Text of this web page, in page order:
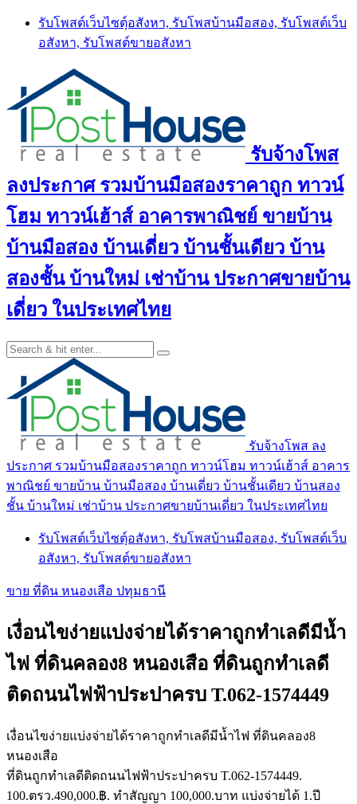
Skip
content
รับโพสต์เว็บไซตฺ์อสังหา, รับโพสบ้านมือสอง, รับโพสต์เว็บ
อสังหา, รับโพสต์ขายอสังหา
รับจ้างโพส
ลงประกาศ รวมบ้านมือสองราคาถูก ทาวน์
โฮม ทาวน์เฮ้าส์ อาคารพาณิชย์ ขายบ้าน
บ้านมือสอง บ้านเดี่ยว บ้านชั้นเดียว บ้าน
สองชั้น บ้านใหม่ เช่าบ้าน ประกาศขายบ้าน
เดี่ยว ในประเทศไทย
รับจ้างโพส ลง
ประกาศ รวมบ้านมือสองราคาถูก ทาวน์โฮม ทาวน์เฮ้าส์ อาคาร
พาณิชย์ ขายบ้าน บ้านมือสอง บ้านเดี่ยว บ้านชั้นเดียว บ้านสอง
ชั้น บ้านใหม่ เช่าบ้าน ประกาศขายบ้านเดี่ยว ในประเทศไทย
รับโพสต์เว็บไซตฺ์อสังหา, รับโพสบ้านมือสอง, รับโพสต์เว็บ
อสังหา, รับโพสต์ขายอสังหา
ขาย ที่ดิน หนองเสือ ปทุมธานี
เงื่อนไขง่ายแบ่งจ่ายได้ราคาถูกทำเลดีมีน้ำ
ไฟ ที่ดินคลอง8 หนองเสือ ที่ดินถูกทำเลดี
ติดถนนไฟฟ้าประปาครบ T.062-1574449
เงื่อนไขง่ายแบ่งจ่ายได้ราคาถูกทำเลดีมีน้ำไฟ ที่ดินคลอง8
หนองเสือ
ที่ดินถูกทำเลดีติดถนนไฟฟ้าประปาครบ T.062-1574449.
100.ตรว.490,000.฿. ทำสัญญา 100,000.บาท แบ่งจ่ายได้ 1.ปี